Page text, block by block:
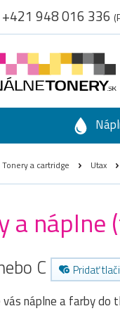
+421 948 016 336
Tonery a cartridge Utax
a
C Pridať
náplne a farby do